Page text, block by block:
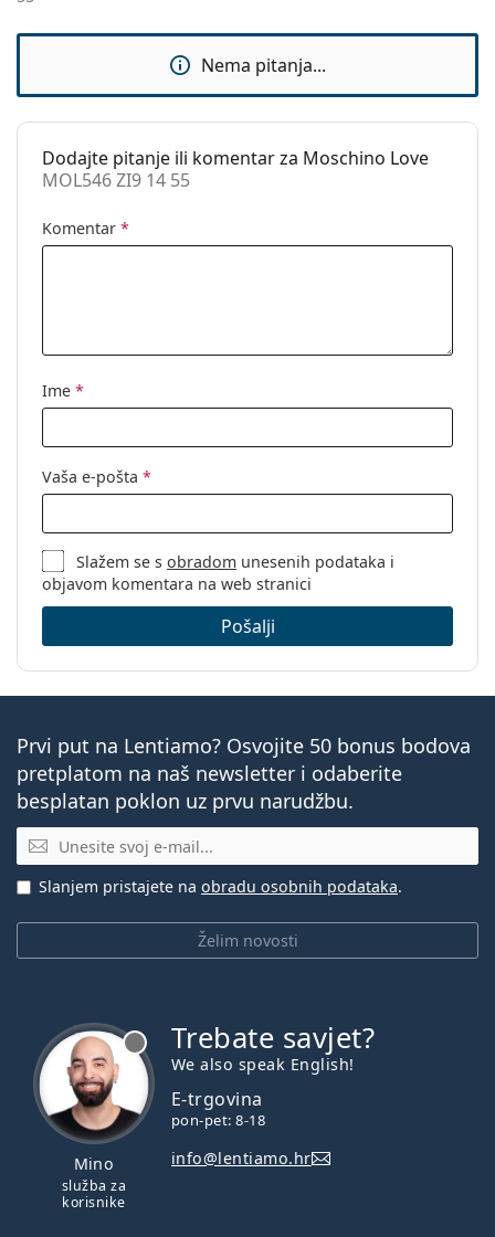
Kutijica:
Da
Krpa za
čišćenje:
Da
Ostalo
Spol:
Nema pitanja...
Dodajte pitanje ili komentar za Moschino Love
MOL546 ZI9 14 55
Komentar *
Ime *
Vaša e-pošta *
Slažem se sobradom unesenih podataka i
objavom komentara na web stranici
Pošalji
Prvi put na Lentiamo? Osvojite 50 bonus bodova
pretplatom na naš newsletter i odaberite
besplatan poklon uz prvu narudžbu.
E-mail
Želim novosti
Slanjem pristajete na obradu osobnih podataka.
Mino
služba za
korisnike
Trebate savjet?
We also speak English!
E-trgovina
pon-pet: 8-18
info@lentiamo.hr